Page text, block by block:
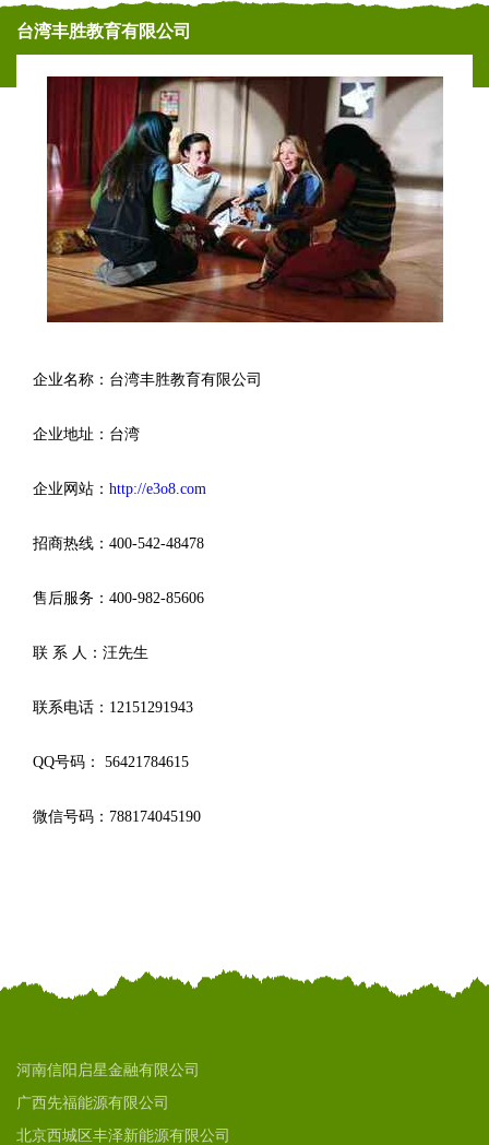
台湾丰胜教育有限公司
企业名称：台湾丰胜教育有限公司
企业地址：台湾
企业网站： http://e3o8.com
招商热线：400-542-48478
售后服务：400-982-85606
联 系 人：汪先生
联系电话：12151291943
QQ号码： 56421784615
微信号码：788174045190
河南信阳启星金融有限公司
广西先福能源有限公司
北京西城区丰泽新能源有限公司